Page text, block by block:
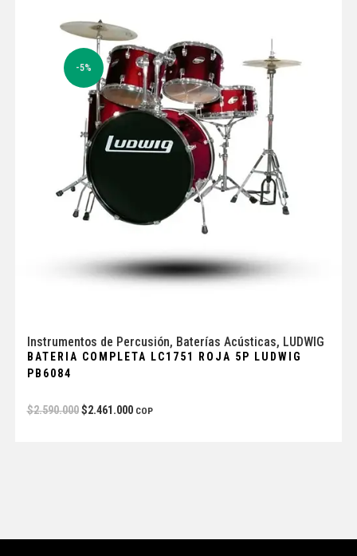
-5%
Instrumentos de Percusión, Baterías Acústicas, LUDWIG
BATERIA COMPLETA LC1751 ROJA 5P LUDWIG
PB6084
$2.590.000 $2.461.000 COP